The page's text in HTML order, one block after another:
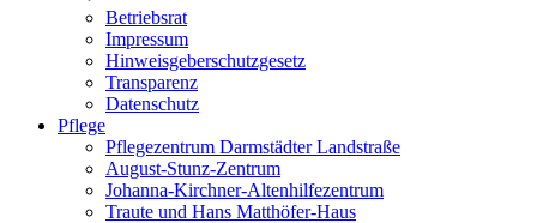
Betriebsrat
Impressum
Hinweisgeberschutzgesetz
Transparenz
Datenschutz
Pflege
Pflegezentrum Darmstädter Landstraße
August-Stunz-Zentrum
Johanna-Kirchner-Altenhilfezentrum
Traute und Hans Matthöfer-Haus